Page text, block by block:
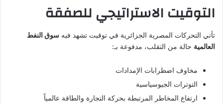
التوقيت الاستراتيجي للصفقة
تأتي التحركات المصرية الجزائرية في توقيت تشهد فيه سوق النفط
العالمية حالة من التقلب، مدفوعة بـ:
مخاوف اضطرابات الإمدادات
التوترات الجيوسياسية
ارتفاع المخاطر المرتبطة بحركة التجارة والطاقة عالمياً